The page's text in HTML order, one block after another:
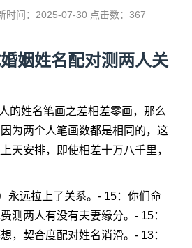
时间：2025-07-30 点击数：367
姻姓名配对测两人关
的姓名笔画之差相差零画，那么
为两个人笔画数都是相同的，这
天安排，即使相差十万八千里，
永远拉上了关系。- 15：你们命
测两人有没有夫妻缘分。- 15：
，契合度配对姓名消滑。- 13：